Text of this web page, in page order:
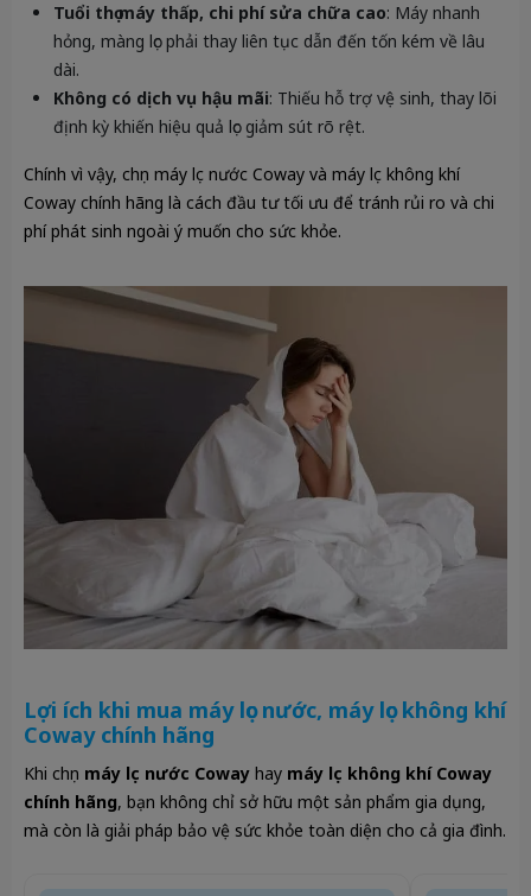
Tuổi thọ máy thấp, chi phí sửa chữa cao: Máy nhanh
hỏng, màng lọc phải thay liên tục dẫn đến tốn kém về lâu
dài.
Không có dịch vụ hậu mãi: Thiếu hỗ trợ vệ sinh, thay lõi
định kỳ khiến hiệu quả lọc giảm sút rõ rệt.
Chính vì vậy, chọn máy lọc nước Coway và máy lọc không khí
Coway chính hãng là cách đầu tư tối ưu để tránh rủi ro và chi
phí phát sinh ngoài ý muốn cho sức khỏe.
Lợi ích khi mua máy lọc nước, máy lọc không khí
Coway chính hãng
Khi chọn máy lọc nước Coway hay máy lọc không khí Coway
chính hãng, bạn không chỉ sở hữu một sản phẩm gia dụng,
mà còn là giải pháp bảo vệ sức khỏe toàn diện cho cả gia đình.